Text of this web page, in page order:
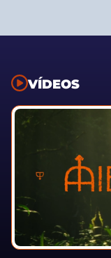
VÍDEOS